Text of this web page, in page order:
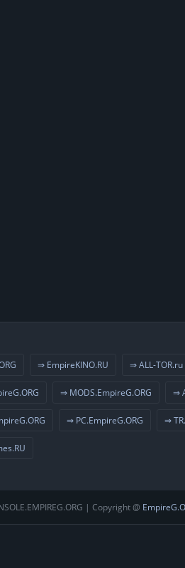
⇒ EmpireKINO.RU ⇒ ALL-TOR.ru
⇒ MODS.EmpireG.ORG ⇒
⇒ PC.EmpireG.ORG ⇒
| Copyright @